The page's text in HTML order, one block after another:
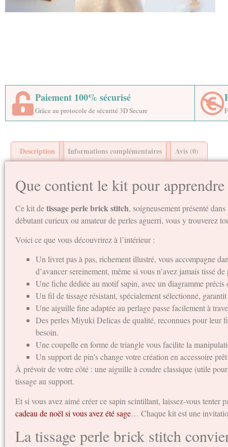
Paiement 100% sécurisé
Grâce au protocole de sécurité 3D Secure
Description Informations complémentaires Avis (0)
Que contient le kit pour
Ce kit detissage perle brick stitch, soigneusement présenté
débutant curieux ou amateur de perles aguerri, vous y trouverez
Voici ce que vous découvrirez à l’intérieur :
Un livret pas à pas, richement illustré, vous accompagne
d’avancer sereinement, même si vous n’avez jamais tissé
Une fiche dédiée au motif sapin, avec un diagramme
Un fil de tissage résistant, spécialement sélectionné,
Une aiguille fine adaptée au perlage passe facilement à
Des perles Miyuki Delicas de qualité, reconnues pour leur
besoin.
Une coupelle en forme de triangle vous facilite la
Un support de pin’s change votre création en accessoire
À prévoir de votre côté : une aiguille à coudre classique (utile
tissage au support.
Et si vous avez aimé créer ce sapin scintillant, laissez-vous
cadeau de noël si vous avez été sage… Chaque kit est une
La tissage perle brick stitch